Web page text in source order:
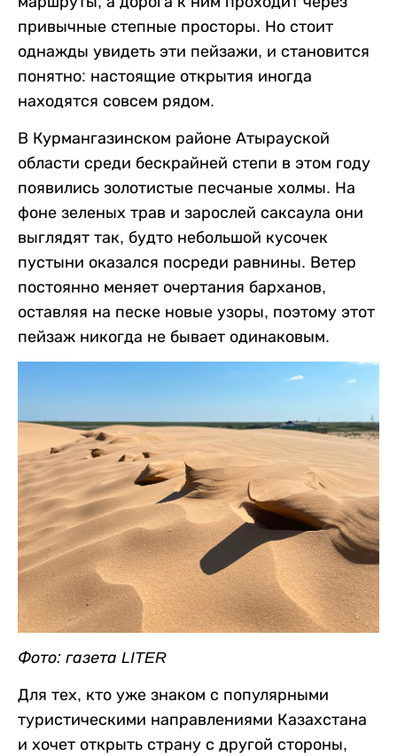
привычные степные просторы. Но стоит
однажды увидеть эти пейзажи, и становится
понятно: настоящие открытия иногда
находятся совсем рядом.
В Курмангазинском районе Атырауской
области среди бескрайней степи в этом году
появились золотистые песчаные холмы. На
фоне зеленых трав и зарослей саксаула они
выглядят так, будто небольшой кусочек
пустыни оказался посреди равнины. Ветер
постоянно меняет очертания барханов,
оставляя на песке новые узоры, поэтому этот
пейзаж никогда не бывает одинаковым.
Фото: газета LITER
Для тех, кто уже знаком с популярными
туристическими направлениями Казахстана
и хочет открыть страну с другой стороны,